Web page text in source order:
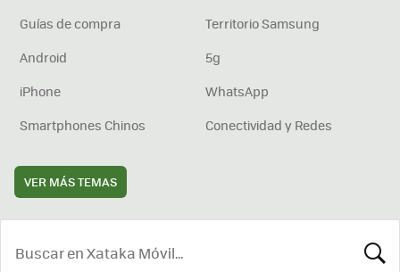
Guías de compra
Territorio Samsung
Android
5g
iPhone
WhatsApp
Smartphones Chinos
Conectividad y Redes
VER MÁS TEMAS